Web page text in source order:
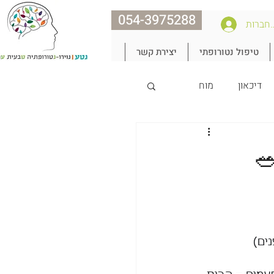
054-3975288
טיפול נטורופתי יצירת קשר
דיכאון מוח